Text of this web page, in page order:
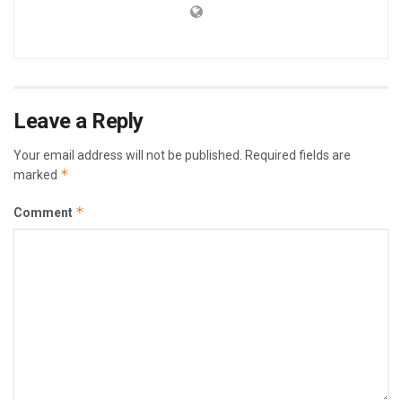
Leave a Reply
Your email address will not be published.
Required fields are
marked *
Comment *